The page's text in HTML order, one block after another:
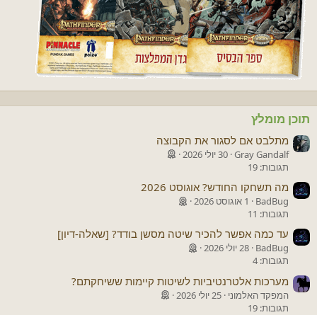
תוכן מומלץ
מתלבט אם לסגור את הקבוצה
Gray Gandalf 30 יולי 2026
תגובות: 19
מה תשחקו החודש? אוגוסט 2026
BadBug
1 אוגוסט 2026
תגובות: 11
עד כמה אפשר להכיר שיטה מסשן בודד? [שאלה-דיון]
BadBug 28 יולי 2026
תגובות: 4
מערכות אלטרנטיביות לשיטות קיימות ששיחקתם?
המפקד האלמוני 25 יולי 2026
תגובות: 19